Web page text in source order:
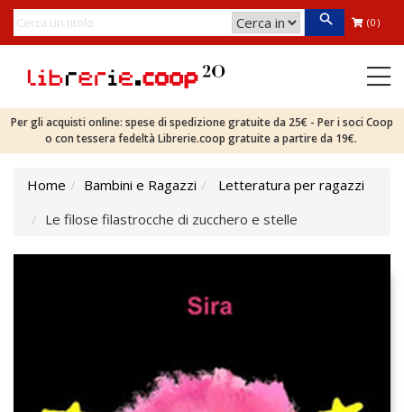
(0)
Per gli acquisti online: spese di spedizione gratuite da 25€ - Per i soci Coop
o con tessera fedeltà Librerie.coop gratuite a partire da 19€.
Home Bambini e Ragazzi
Letteratura per ragazzi
Le filose filastrocche di zucchero e stelle